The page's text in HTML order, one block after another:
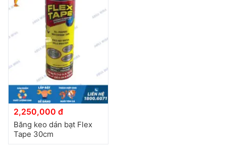
2,250,000 đ
Băng keo dán bạt Flex
Tape 30cm